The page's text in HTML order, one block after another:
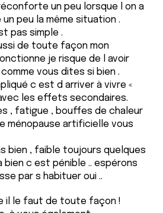
un peu lorsque l on a
un peu la même situation .
pas simple .
de toute façon mon
je risque de l avoir
vous dites si bien .
c est d arriver à vivre «
les effets secondaires.
, fatigue , bouffes de chaleur
ménopause artificielle vous
bien , faible toujours quelques
bien c est pénible .. espérons
par s habituer oui ..
il le faut de toute façon !